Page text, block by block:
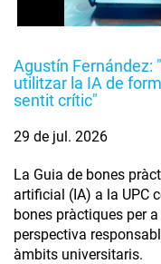
Agustín Fernández:
utilitzar la IA de
sentit crític"
29 de jul. 2026
La Guia de bones
artificial (IA) a la UPC
bones pràctiques per
perspectiva
àmbits universitaris.